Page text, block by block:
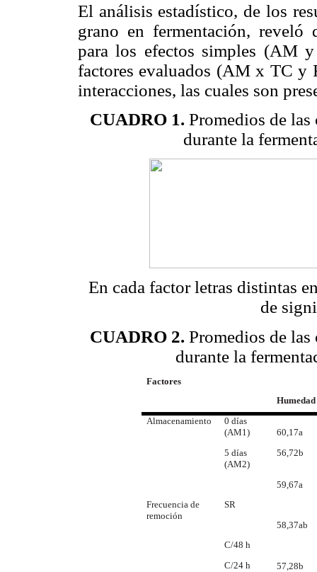
El análisis estadístico, de los
grano en fermentación, reveló
para los efectos simples (AM
factores evaluados (AM x TC y
interacciones, las cuales son
CUADRO 1. Promedios de
durante la
En cada factor letras distintas
de
CUADRO 2. Promedios de
durante la
Factores
Almacenamiento
0 días
(AM1)
5 días
(AM2)
60,17a
56,72b
Frecuencia de
remoción
SR
C/48 h
C/24 h
59,67a
58,37ab
57,28b